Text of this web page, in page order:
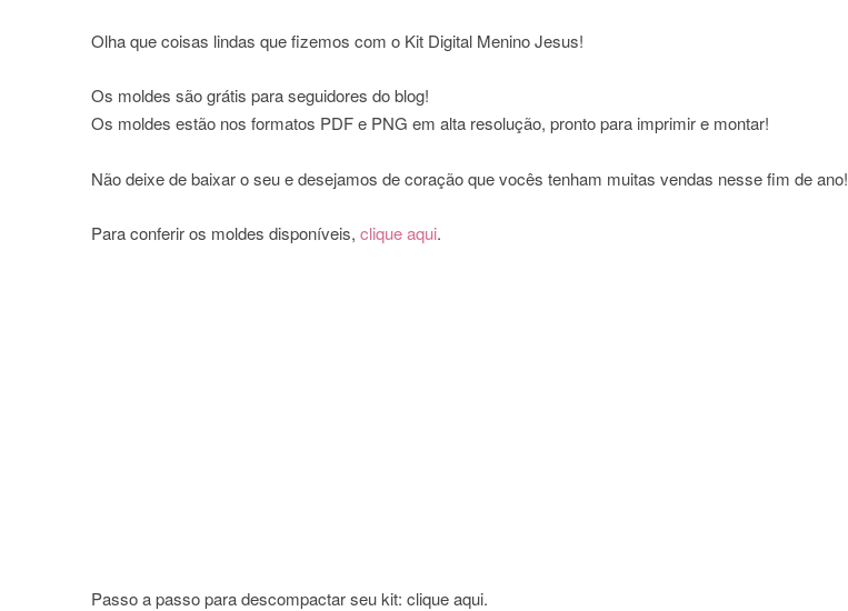
Olha que coisas lindas que fizemos com o Kit Digital Menino Jesus!
Os moldes são grátis para seguidores do blog!
Os moldes estão nos formatos PDF e PNG em alta resolução, pronto para imprimir e montar!
Não deixe de baixar o seu e desejamos de coração que vocês tenham muitas vendas nesse fim de ano!
Para conferir os moldes disponíveis, clique aqui.
Passo a passo para descompactar seu kit: clique aqui.